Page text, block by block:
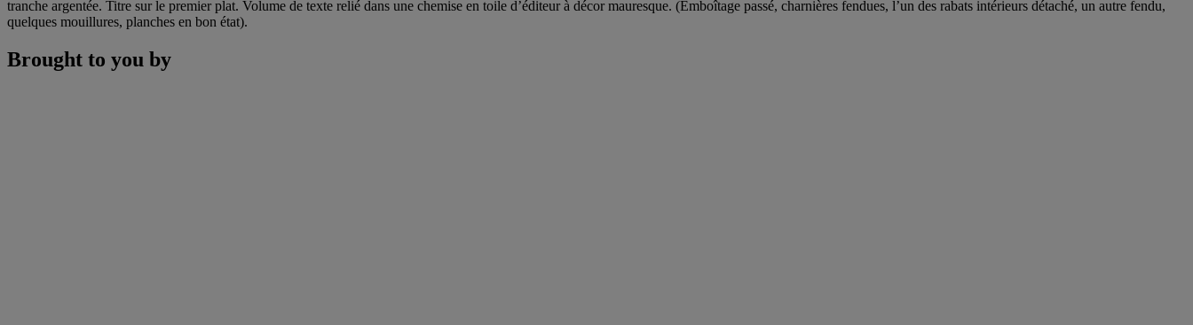
tranche argentée. Titre sur le premier plat. Volume de texte relié dans une chemise en toile d’éditeur à décor mauresque. (Emboîtage passé, charnières fendues, l’un des rabats intérieurs détaché, un autre fendu,
quelques mouillures, planches en bon état).
Brought to you by